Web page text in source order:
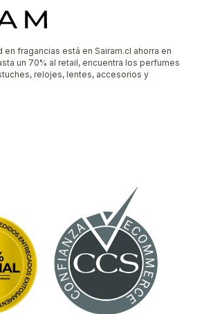
en fragancias está en Sairam.cl ahorra en
un 70% al retail, encuentra los perfumes
relojes, lentes, accesorios y